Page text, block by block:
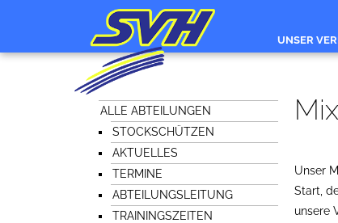
UNSER
ALLE ABTEILUNGEN
STOCKSCHÜTZEN
AKTUELLES
TERMINE
ABTEILUNGSLEITUNG
TRAININGSZEITEN
Unser
Start,
unsere